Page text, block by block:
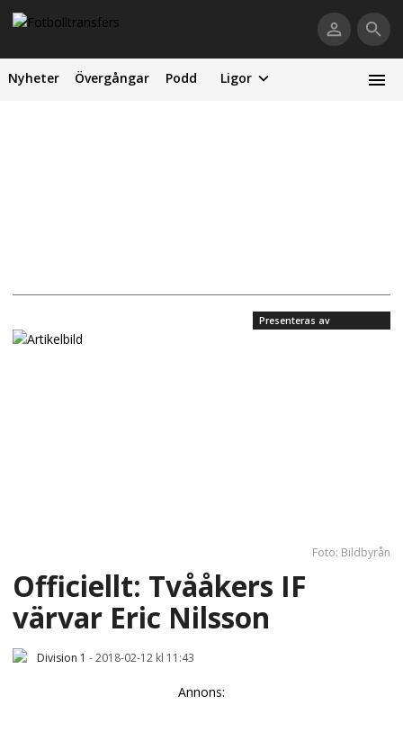
Nyheter Övergångar Podd Ligor
Presenteras av
Foto: Bildbyrån
Officiellt: Tvååkers IF
värvar Eric Nilsson
Division 1 -2018-02-12 kl 11:43
Annons: